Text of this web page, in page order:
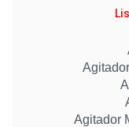
Agitador